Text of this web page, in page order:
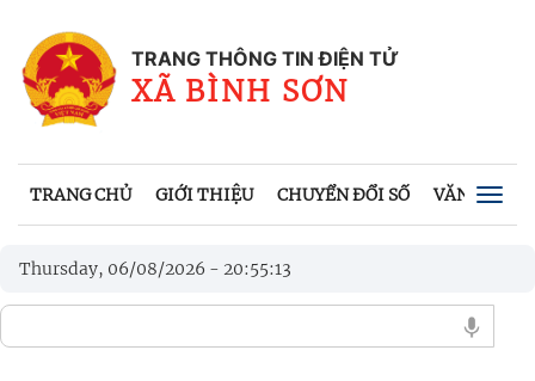
TRANG THÔNG TIN ĐIỆN TỬ
XÃ BÌNH SƠN
TRANG CHỦ GIỚI THIỆU CHUYỂN ĐỔI SỐ VĂN BẢN
Thursday, 06/08/2026 - 20:55:13